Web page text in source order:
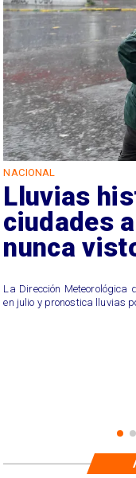
NACIONAL
Lluvias
ciudades
nunca
La Dirección Meteorológica
en julio y pronostica lluvias